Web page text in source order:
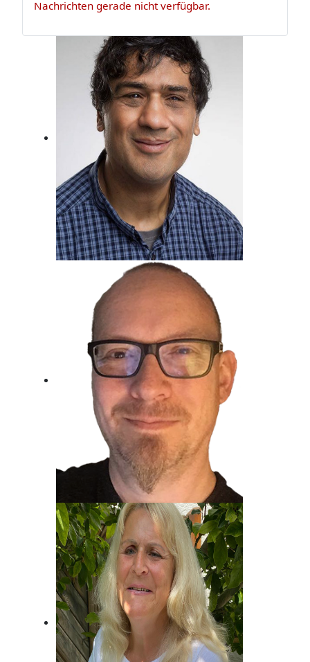
Er ist Musikexperte und Bassist, der
darf das!
Kindertraum erfüllt, Beim Radio
gelandet.
Jost Alpe
Unser Mann für die Charts!
Nachrichten gerade nicht verfügbar.